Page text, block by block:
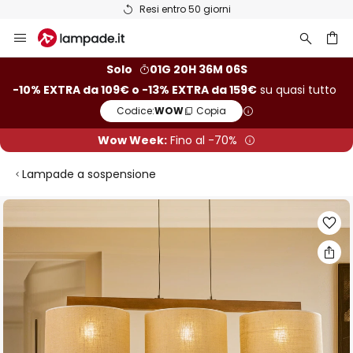
Resi entro 50 giorni
Salta
al
Solo
01G 20H 36M 05S
-10% EXTRA da 109€ o -13% EXTRA da 159€ su quasi tutto
Codice:WOW Copia
Wow Week: Fino al -70%
Lampade a sospensione
Vai
alla
della
di
immagini